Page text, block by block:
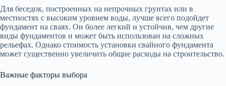
Для беседок, построенных на непрочных грунтах или в
местностях с высоким уровнем воды, лучше всего подойдет
фундамент на сваях. Он более легкий и устойчив, чем другие
виды фундаментов и может быть использован на сложных
рельефах. Однако стоимость установки свайного фундамента
может существенно увеличить общие расходы на строительство.
Важные факторы выбора